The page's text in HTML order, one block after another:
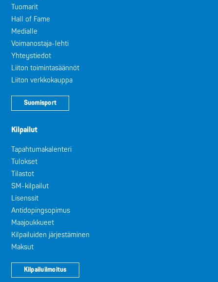
Tuomarit
Hall of Fame
Medialle
Voimanostaja-lehti
Yhteystiedot
Liiton toimintasäännöt
Liiton verkkokauppa
Suomisport
Kilpailut
Tapahtumakalenteri
Tulokset
Tilastot
SM-kilpailut
Lisenssit
Antidopingsopimus
Maajoukkueet
Kilpailuiden järjestäminen
Maksut
Kilpailuilmoitus